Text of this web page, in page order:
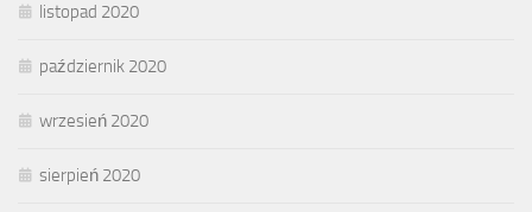
listopad 2020
październik 2020
wrzesień 2020
sierpień 2020